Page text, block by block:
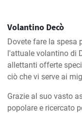
Volantino Decò
Dovete fare la spesa
l'attuale volantino di
allettanti offerte
ciò che vi serve ai
Grazie al suo vasto
popolare e ricercato